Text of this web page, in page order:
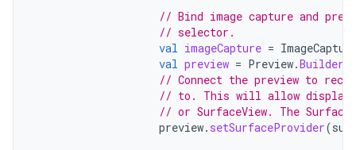
// Bind image capture and
// selector.
val imageCapture =
val preview = Preview.Builder
// Connect the preview to
// to. This will allow
// or SurfaceView. The
preview. setSurfaceProvider(